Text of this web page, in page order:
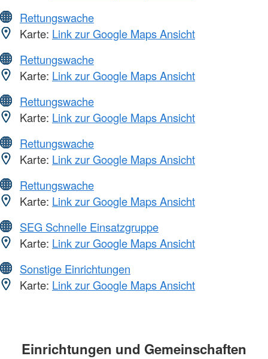
Rettungswache
Karte: Link zur Google Maps Ansicht
Rettungswache
Karte: Link zur Google Maps Ansicht
Rettungswache
Karte: Link zur Google Maps Ansicht
Rettungswache
Karte: Link zur Google Maps Ansicht
Rettungswache
Karte: Link zur Google Maps Ansicht
SEG Schnelle Einsatzgruppe
Karte: Link zur Google Maps Ansicht
Sonstige Einrichtungen
Karte: Link zur Google Maps Ansicht
Einrichtungen und Gemeinschaften